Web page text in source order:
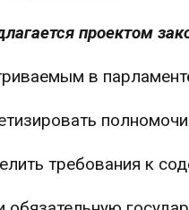
проектом
в
требования к